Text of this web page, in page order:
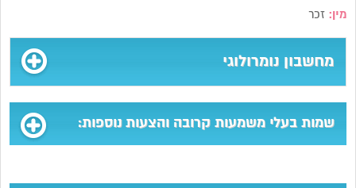
מין: זכר
מחשבון נומרולוגי
שמות בעלי משמעות קרובה והצעות נוספות: